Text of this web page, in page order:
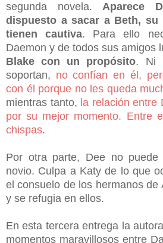
segunda novela.Aparece
dispuesto a sacar a Beth, su
tienen cautiva. Para ello
Daemon y de todos sus amigos
Blake con un propósito. Ni
soportan, no confían en él,
con él porque no les queda
mientras tanto, la relación entre
por su mejor momento. Entre
chispas.
Por otra parte, Dee no
novio. Culpa a Katy de lo que
el consuelo de los hermanos de
y se refugia en ellos.
En esta tercera entrega la
momentos maravillosos entre